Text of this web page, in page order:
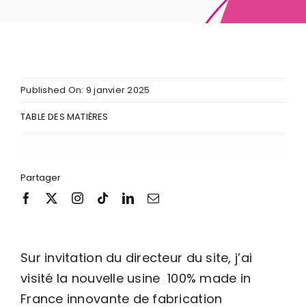
Published On: 9 janvier 2025
TABLE DES MATIÈRES
Partager
Sur invitation du directeur du site, j’ai
visité la nouvelle usine 100% made in
France innovante de fabrication